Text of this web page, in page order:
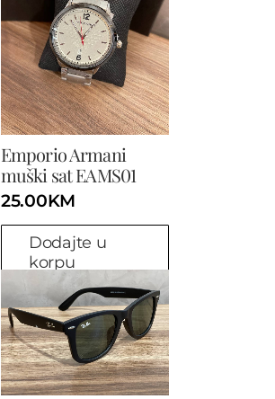
Emporio Armani
muški sat EAMS01
25.00KM
Dodajte u
korpu